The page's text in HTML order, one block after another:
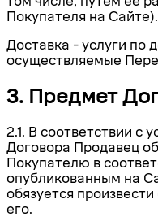
Покупателя на Сайте).
Доставка - услуги по
осуществляемые
3. Предмет
2.1. В соответствии с
Договора Продавец
Покупателю в
опубликованным на
обязуется
его.